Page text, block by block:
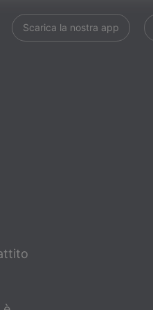
Scarica la nostra app